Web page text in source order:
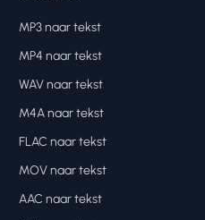
MP3 naar tekst
MP4 naar tekst
WAV naar tekst
M4A naar tekst
FLAC naar tekst
MOV naar tekst
AAC naar tekst